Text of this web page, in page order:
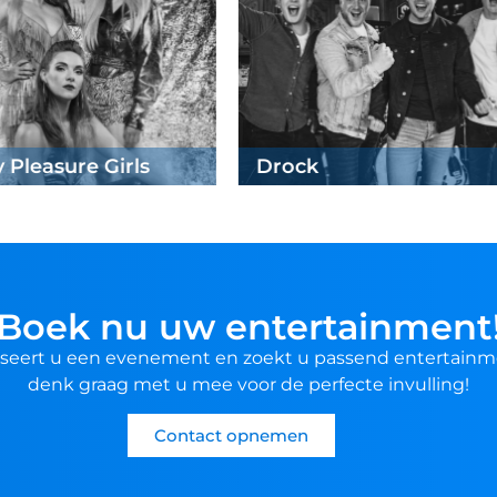
Boek nu uw
u een evenement en zoekt u passend
denk graag met u mee voor de perfecte invulling!
Contact opnemen